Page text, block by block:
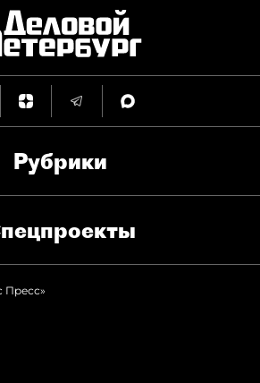
Рубрики
Пресс»